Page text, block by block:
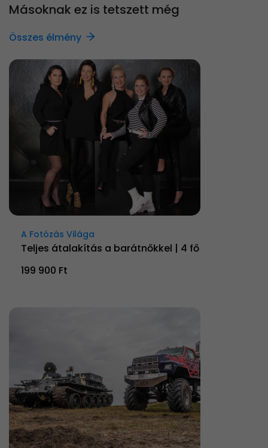
Másoknak ez is tetszett még
Összes élmény
A Fotózás Világa
Teljes átalakítás a barátnőkkel | 4 fő
199 900 Ft